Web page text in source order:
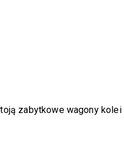
zabytkowe wagony kolei